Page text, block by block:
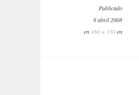
Publicado
8 abril 2008
en 160 × 150en